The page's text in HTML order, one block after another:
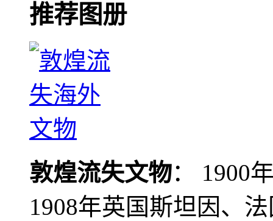
推荐图册
敦煌流失文物： 1900
1908年英国斯坦因、